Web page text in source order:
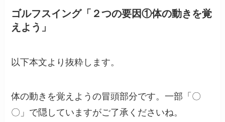
ゴルフスイング「２つの要因①体の動きを覚
えよう」
以下本文より抜粋します。
体の動きを覚えようの冒頭部分です。一部「〇
〇」で隠していますがご了承くださいね。